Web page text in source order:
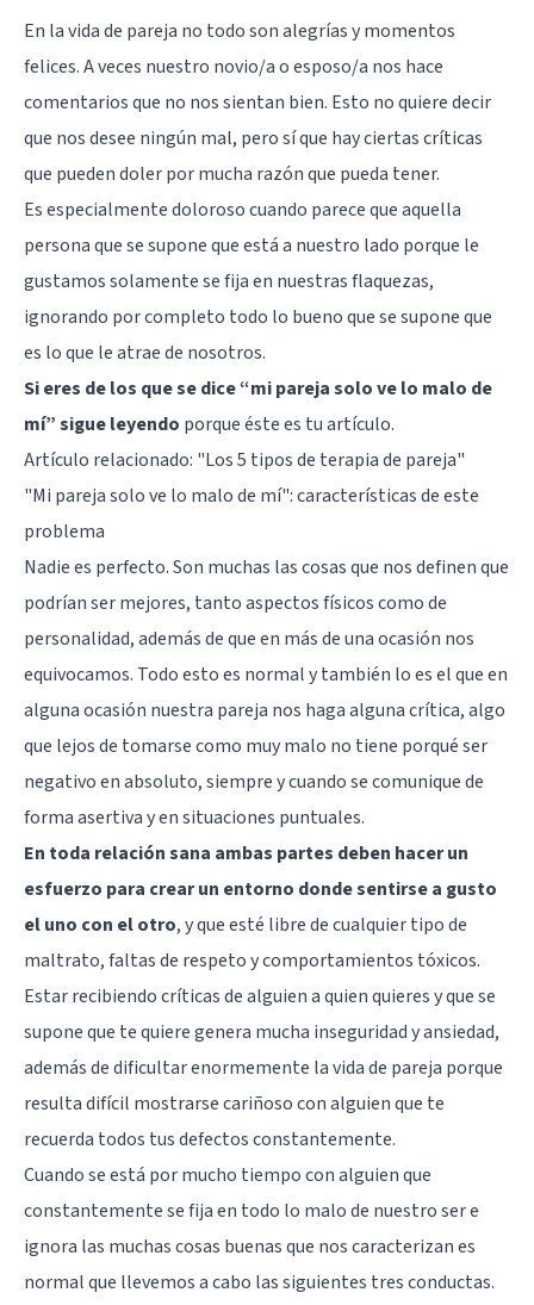
En la vida de pareja no todo son alegrías y momentos
felices. A veces nuestro novio/a o esposo/a nos hace
comentarios que no nos sientan bien. Esto no quiere decir
que nos desee ningún mal, pero sí que hay ciertas críticas
que pueden doler por mucha razón que pueda tener.
Es especialmente doloroso cuando parece que aquella
persona que se supone que está a nuestro lado porque le
gustamos solamente se fija en nuestras flaquezas,
ignorando por completo todo lo bueno que se supone que
es lo que le atrae de nosotros.
Si eres de los que se dice “mi pareja solo ve lo malo de
mí” sigue leyendo porque éste es tu artículo.
Artículo relacionado: "Los 5 tipos de terapia de pareja"
"Mi pareja solo ve lo malo de mí": características de este
problema
Nadie es perfecto. Son muchas las cosas que nos definen que
podrían ser mejores, tanto aspectos físicos como de
personalidad, además de que en más de una ocasión nos
equivocamos. Todo esto es normal y también lo es el que en
alguna ocasión nuestra pareja nos haga alguna crítica, algo
que lejos de tomarse como muy malo no tiene porqué ser
negativo en absoluto, siempre y cuando se comunique de
forma asertiva y en situaciones puntuales.
En toda relación sana ambas partes deben hacer un
esfuerzo para crear un entorno donde sentirse a gusto
el uno con el otro, y que esté libre de cualquier tipo de
maltrato, faltas de respeto y comportamientos tóxicos.
Estar recibiendo críticas de alguien a quien quieres y que se
supone que te quiere genera mucha inseguridad y ansiedad,
además de dificultar enormemente la vida de pareja porque
resulta difícil mostrarse cariñoso con alguien que te
recuerda todos tus defectos constantemente.
Cuando se está por mucho tiempo con alguien que
constantemente se fija en todo lo malo de nuestro ser e
ignora las muchas cosas buenas que nos caracterizan es
normal que llevemos a cabo las siguientes tres conductas.